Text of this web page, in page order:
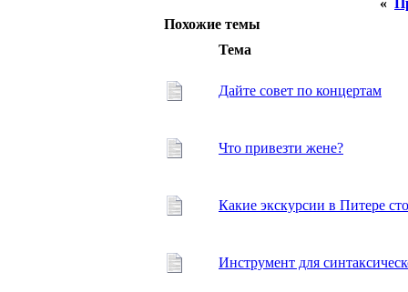
«
Похожие темы
Тема
Дайте совет по концертам
Что привезти жене?
Какие экскурсии в Питере
Инструмент для